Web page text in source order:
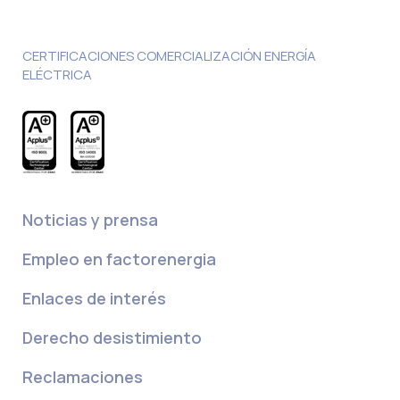
CERTIFICACIONES COMERCIALIZACIÓN ENERGÍA
ELÉCTRICA
Noticias y prensa
Empleo en factorenergia
Enlaces de interés
Derecho desistimiento
Reclamaciones